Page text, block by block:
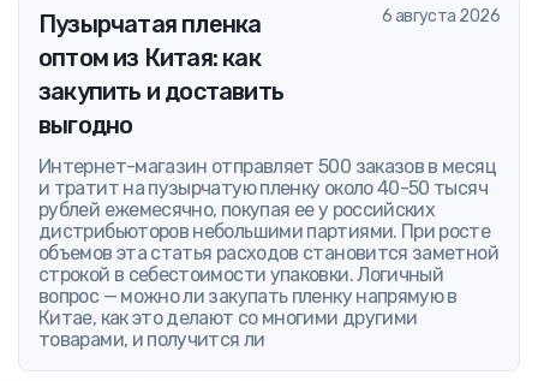
Пузырчатая пленка
оптом из Китая: как
закупить и доставить
выгодно
6 августа 2026
Интернет-магазин отправляет 500 заказов в месяц
и тратит на пузырчатую пленку около 40-50 тысяч
рублей ежемесячно, покупая ее у российских
дистрибьюторов небольшими партиями. При росте
объемов эта статья расходов становится заметной
строкой в себестоимости упаковки. Логичный
вопрос — можно ли закупать пленку напрямую в
Китае, как это делают со многими другими
товарами, и получится ли